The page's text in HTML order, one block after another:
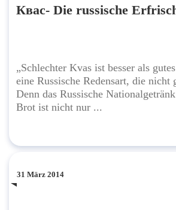
Квас- Die russische
„Schlechter Kvas ist besser als
eine Russische Redensart, die nicht
Denn das Russische
Brot ist nicht nur ...
31 März 2014